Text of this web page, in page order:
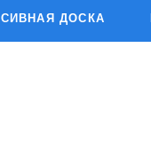
ДОСКА